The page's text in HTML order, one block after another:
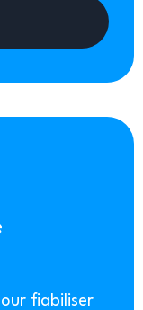
fiabiliser